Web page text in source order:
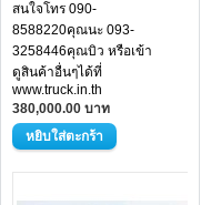
สนใจโทร 090-
8588220คุณนะ 093-
3258446คุณบิว หรือเข้า
ดูสินค้าอื่นๆได้ที่
www.truck.in.th
380,000.00 บาท